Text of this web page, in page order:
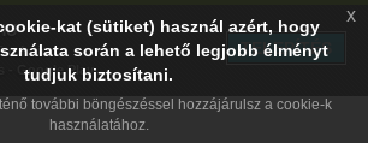
kat (sütiket) használ azért, hogy
során a lehető legjobb élményt
tudjuk biztosítani.
további böngészéssel hozzájárulsz a cookie-k
használatához.
x
- Google Play
TELEPÍTÉS